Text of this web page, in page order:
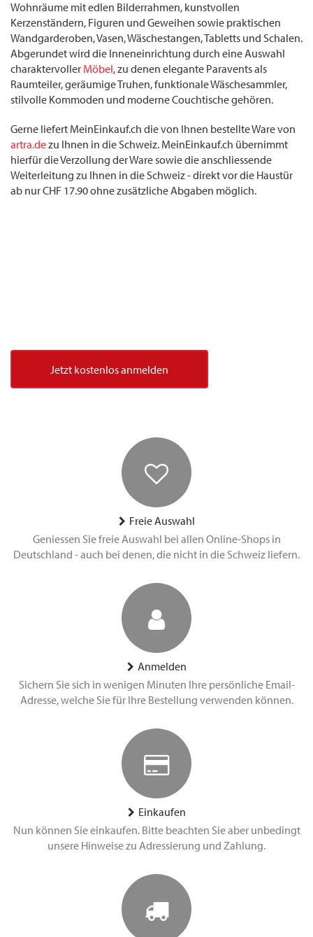
Wohnräume mit edlen Bilderrahmen, kunstvollen
Kerzenständern, Figuren und Geweihen sowie praktischen
Wandgarderoben, Vasen, Wäschestangen, Tabletts und Schalen.
Abgerundet wird die Inneneinrichtung durch eine Auswahl
charaktervoller Möbel, zu denen elegante Paravents als
Raumteiler, geräumige Truhen, funktionale Wäschesammler,
stilvolle Kommoden und moderne Couchtische gehören.
Gerne liefert MeinEinkauf.ch die von Ihnen bestellte Ware von
artra.dezu Ihnen in die Schweiz. MeinEinkauf.ch übernimmt
hierfür die Verzollung der Ware sowie die anschliessende
Weiterleitung zu Ihnen in die Schweiz - direkt vor die Haustür
ab nur CHF 17.90 ohne zusätzliche Abgaben möglich.
Jetzt kostenlos anmelden
Freie Auswahl
Geniessen Sie freie Auswahl bei allen Online-Shops in
Deutschland - auch bei denen, die nicht in die Schweiz liefern.
Anmelden
Sichern Sie sich in wenigen Minuten Ihre persönliche Email-
Adresse, welche Sie für Ihre Bestellung verwenden können.
Einkaufen
Nun können Sie einkaufen. Bitte beachten Sie aber unbedingt
unsere Hinweise zu Adressierung und Zahlung.